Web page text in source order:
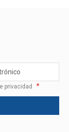
privacidad *